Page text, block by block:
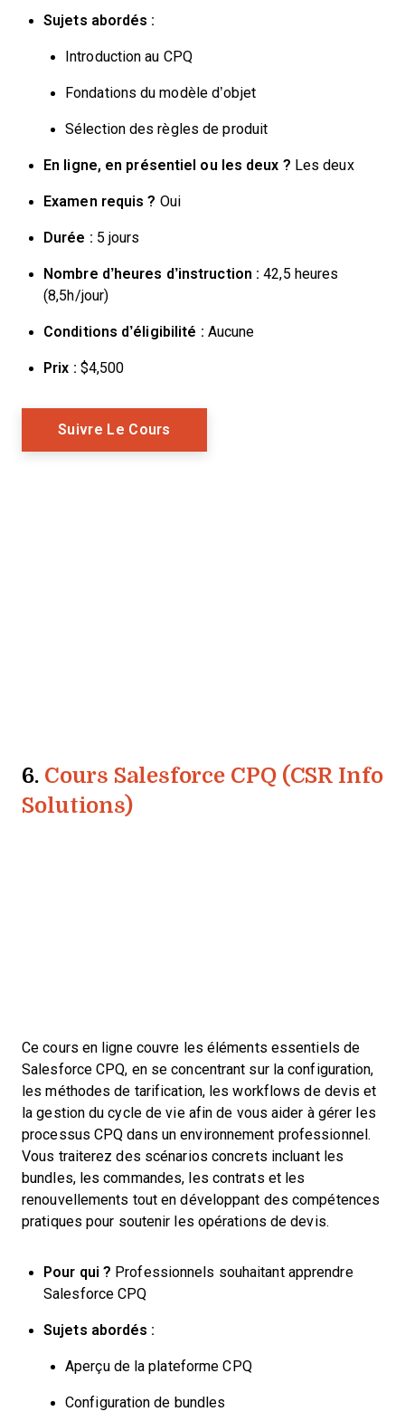
Sujets abordés :
Introduction au CPQ
Fondations du modèle d’objet
Sélection des règles de produit
En ligne, en présentiel ou les deux ? Les deux
Examen requis ? Oui
Durée : 5 jours
Nombre d’heures d’instruction : 42,5 heures
(8,5h/jour)
Conditions d’éligibilité : Aucune
Prix : $4,500
Suivre Le Cours
6. Cours Salesforce CPQ (CSR Info
Solutions)
Ce cours en ligne couvre les éléments essentiels de
Salesforce CPQ, en se concentrant sur la configuration,
les méthodes de tarification, les workflows de devis et
la gestion du cycle de vie afin de vous aider à gérer les
processus CPQ dans un environnement professionnel.
Vous traiterez des scénarios concrets incluant les
bundles, les commandes, les contrats et les
renouvellements tout en développant des compétences
pratiques pour soutenir les opérations de devis.
Pour qui ? Professionnels souhaitant apprendre
Salesforce CPQ
Sujets abordés :
Aperçu de la plateforme CPQ
Configuration de bundles